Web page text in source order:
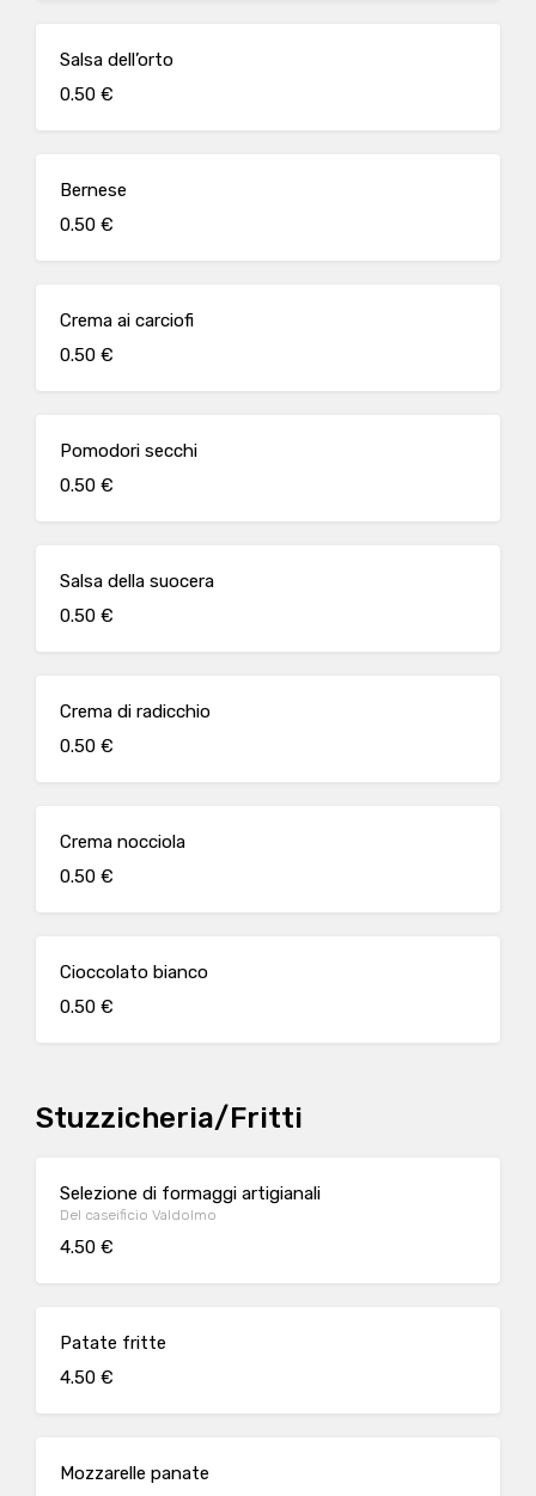
Salsa dell’orto
0.50 €
Bernese
0.50 €
Crema ai carciofi
0.50 €
Pomodori secchi
0.50 €
Salsa della suocera
0.50 €
Crema di radicchio
0.50 €
Crema nocciola
0.50 €
Cioccolato bianco
0.50 €
Stuzzicheria/Fritti
Selezione di formaggi artigianali
Del caseificio Valdolmo
4.50 €
Patate fritte
4.50 €
Mozzarelle panate